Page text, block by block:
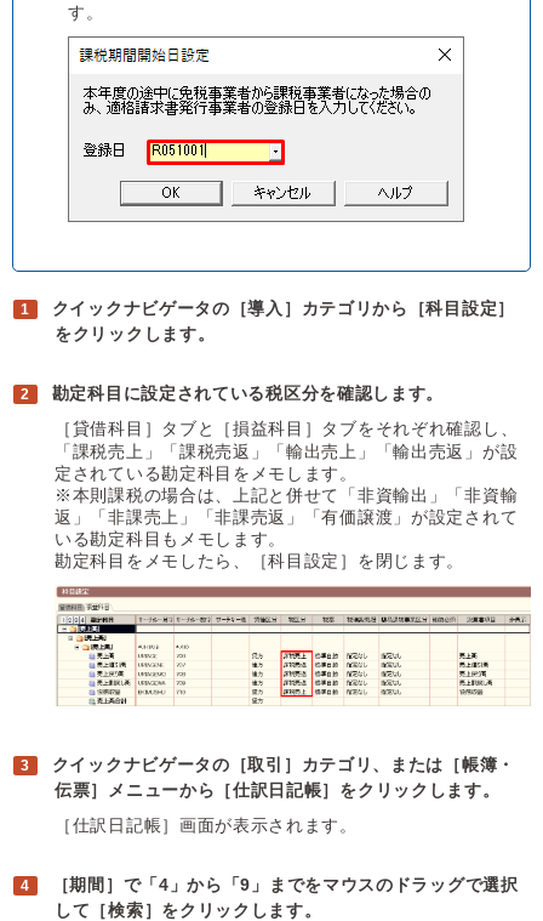
す。
クイックナビゲータの［導入］カテゴリから［科目設定］
をクリックします。
勘定科目に設定されている税区分を確認します。
［貸借科目］タブと［損益科目］タブをそれぞれ確認し、
「課税売上」「課税売返」「輸出売上」「輸出売返」が設
定されている勘定科目をメモします。
※本則課税の場合は、上記と併せて「非資輸出」「非資輸
返」「非課売上」「非課売返」「有価譲渡」が設定されて
いる勘定科目もメモします。
勘定科目をメモしたら、［科目設定］を閉じます。
クイックナビゲータの［取引］カテゴリ、または［帳簿・
伝票］メニューから［仕訳日記帳］をクリックします。
［仕訳日記帳］画面が表示されます。
［期間］で「4」から「9」までをマウスのドラッグで選択
して［検索］をクリックします。